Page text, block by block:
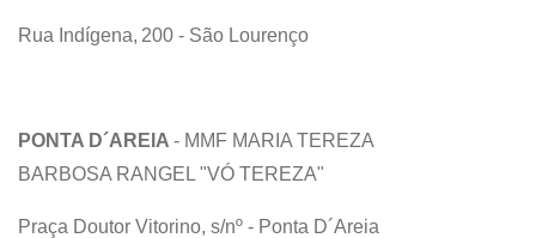
Rua Indígena, 200 - São Lourenço
PONTA D´AREIA - MMF MARIA TEREZA
BARBOSA RANGEL "VÓ TEREZA"
Praça Doutor Vitorino, s/nº - Ponta D´Areia